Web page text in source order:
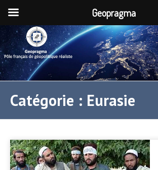
Catégorie : Eurasie
Geopragma